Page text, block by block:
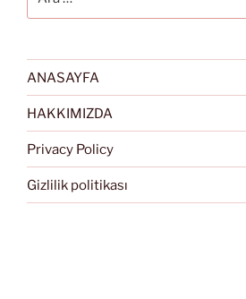
ANASAYFA
HAKKIMIZDA
Privacy Policy
Gizlilik politikası